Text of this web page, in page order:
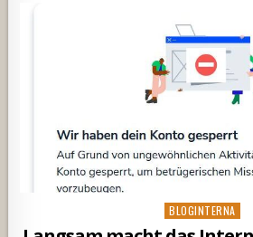
Posted
in
BLOGINTERNA